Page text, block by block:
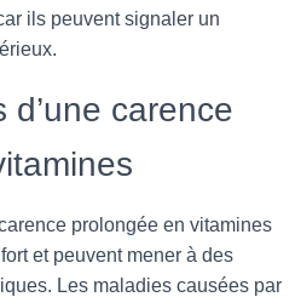
ils peuvent signaler un
carence
prolongée en vitamines
et peuvent mener à des
Les maladies causées par